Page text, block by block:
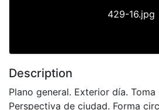
429-16.jpg
Description
Plano general. Exterior día. Toma
Perspectiva de ciudad. Forma